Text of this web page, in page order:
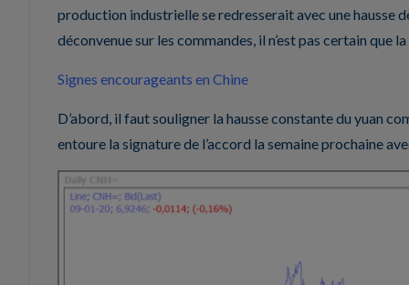
production industrielle se redresserait avec une hausse
déconvenue sur les commandes, il n’est pas certain que
Signes encourageants en Chine
D’abord, il faut souligner la hausse constante du yuan
entoure la signature de l’accord la semaine prochaine